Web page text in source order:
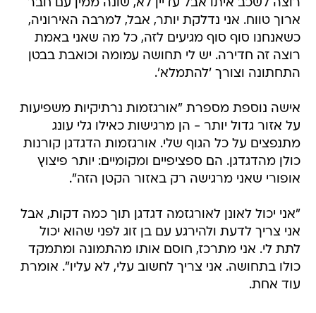
רוצה לשכב איתו אבל עדיין לא, שונה ממין עם חבר
ארוך טווח. אני נדלקת יותר, אבל, למרבה האירוניה,
כשאנחנו סוף סוף מגיעים לזה, כל מה שאני באמת
רוצה זה חדירה. יש לי תחושה עמומה וכואבת בבטן
התחתונה וצורך 'להתמלא'.
אישה נוספת מספרת "אורגזמות נרתיקיות משפיעות
על אזור גדול יותר - הן מרגישות כאילו גלי עונג
מתנפצים על כל הגוף שלי. אורגזמות הדגדגן קורנות
כולן מהדגדגן. הם ספציפיים ומקומיים: יותר פיצוץ
אופורי שאני מרגישה רק באזור הקטן הזה".
"אני יכול לאונן לאורגזמה דגדגן תוך כמה דקות, אבל
אני צריך לדעת ולהירגע עם בן זוג לפני שהוא יכול
לתת לי. אני מתרכז, חוסם אותו מהתמונה ומתמקד
כולו בתחושה. אני צריך לחשוב עלי, לא עליו". אומרת
עוד אחת.